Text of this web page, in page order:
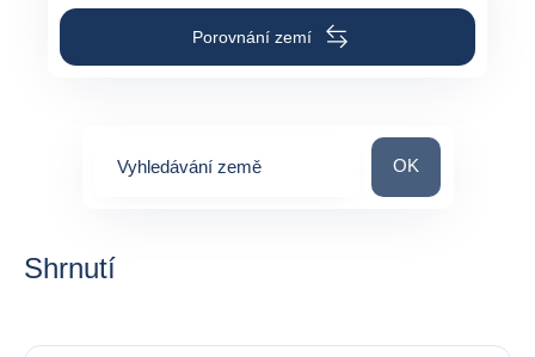
Porovnání zemí
Vyhledávání země Vyhledávání země
OK
Shrnutí